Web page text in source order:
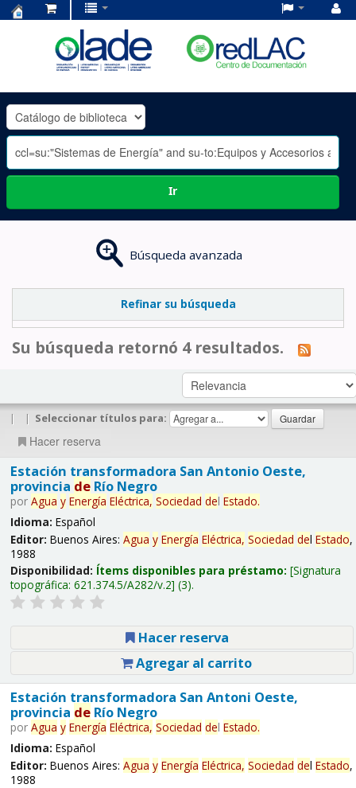
OLADE
-
Ir
Búsqueda avanzada
Refinar su búsqueda
Su búsqueda retornó 4 resultados.
| | Seleccionar títulos para:
Hacer reserva
Estación transformadora San Antonio Oeste,
provincia deRío Negro
por Agua y Energía Eléctrica, Sociedad del Estado.
Idioma: Español
Editor: Buenos Aires: Agua y Energía Eléctrica, Sociedad del Estado,
1988
Disponibilidad: Ítems disponibles para préstamo: Signatura
topográfica: 621.374.5/A282/v.2 (3).
Hacer reserva
Agregar al carrito
Estación transformadora San Antoni Oeste,
provincia deRío Negro
por Agua y Energía Eléctrica, Sociedad del Estado.
Idioma: Español
Editor: Buenos Aires: Agua y Energía Eléctrica, Sociedad del Estado,
1988